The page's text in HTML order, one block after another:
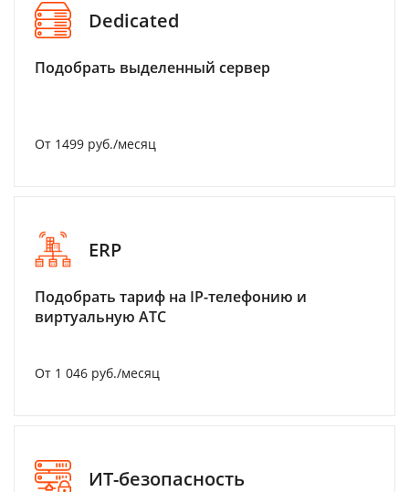
Dedicated
Подобрать выделенный сервер
От 1499 руб./месяц
ERP
Подобрать тариф на IP-телефонию и
виртуальную АТС
От 1 046 руб./месяц
ИТ-безопасность